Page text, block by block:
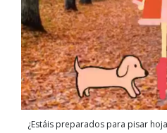
¿Estáis preparados para pisar